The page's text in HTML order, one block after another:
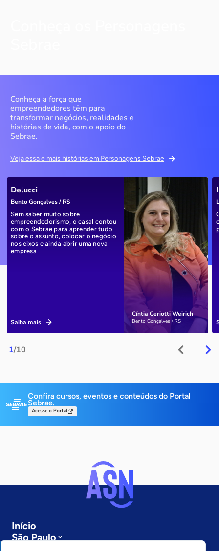
Conheça a força que
empreendedores têm para
transformar negócios, realidades e
histórias de vida, com o apoio do
Sebrae.
Veja essa e mais histórias em Personagens Sebrae
1/10
Cíntia Ceriotti Weirich
Bento Gonçalves / RS
Delucci
Bento Gonçalves / RS
Sem saber muito sobre
empreendedorismo, o casal contou
com o Sebrae para aprender tudo
sobre o assunto, colocar o negócio
nos eixos e ainda abrir uma nova
empresa
Saiba mais
Confira cursos, eventos e conteúdos do Portal
Sebrae.
Acesse o Portal
Início
São Paulo